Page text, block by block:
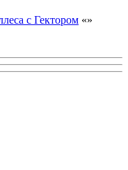
с Гектором «»